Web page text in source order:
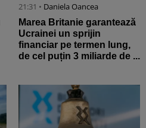
21:31 • Daniela Oancea
Marea Britanie garantează
Ucrainei un sprijin
financiar pe termen lung,
de cel puțin 3 miliarde de ...